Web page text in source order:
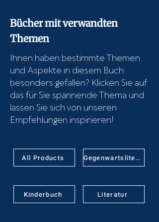
Bücher mit verwandten
Themen
Ihnen haben bestimmte Themen
und Aspekte in diesem Buch
besonders gefallen? Klicken Sie auf
das für Sie spannende Thema und
lassen Sie sich von unseren
Empfehlungen inspirieren!
All Products
Kinderbuch
Gegenwartsliteratur
Literatur